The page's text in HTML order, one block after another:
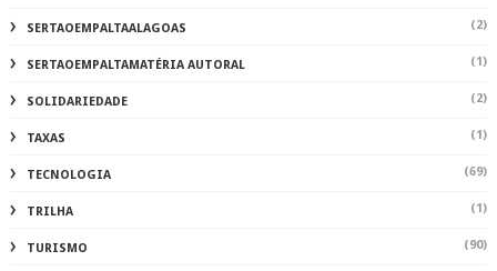
SERTAOEMPALTAALAGOAS (2)
SERTAOEMPALTAMATÉRIA AUTORAL (1)
SOLIDARIEDADE (2)
TAXAS (1)
TECNOLOGIA (69)
TRILHA (1)
TURISMO (90)